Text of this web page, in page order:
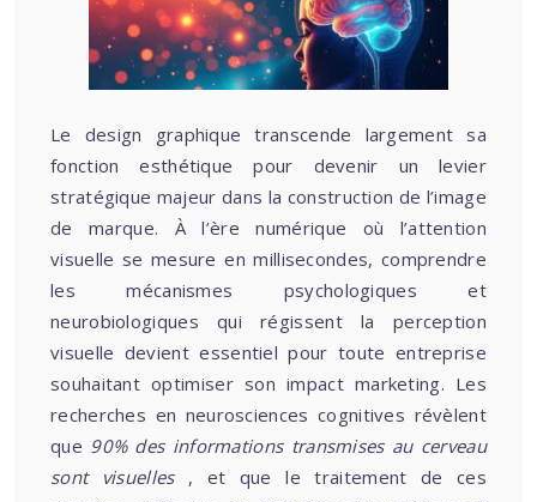
Le design graphique transcende largement sa
fonction esthétique pour devenir un levier
stratégique majeur dans la construction de l’image
de marque. À l’ère numérique où l’attention
visuelle se mesure en millisecondes, comprendre
les mécanismes psychologiques et
neurobiologiques qui régissent la perception
visuelle devient essentiel pour toute entreprise
souhaitant optimiser son impact marketing. Les
recherches en neurosciences cognitives révèlent
que 90% des informations transmises au cerveau
sont visuelles , et que le traitement de ces